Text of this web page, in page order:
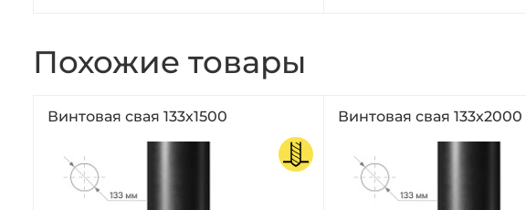
Похожие товары
Винтовая свая 133х1500 Винтовая свая 133х2000